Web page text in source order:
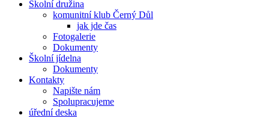
Školní družina
komunitní klub Černý Důl
jak jde čas
Fotogalerie
Dokumenty
Školní jídelna
Dokumenty
Kontakty
Napište nám
Spolupracujeme
úřední deska